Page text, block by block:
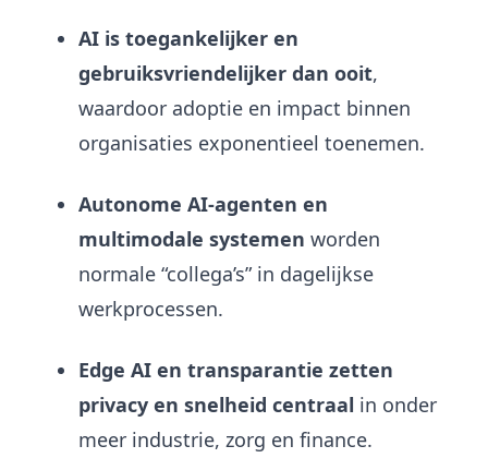
AI is toegankelijker en
gebruiksvriendelijker dan ooit,
waardoor adoptie en impact binnen
organisaties exponentieel toenemen.
Autonome AI-agenten en
multimodale systemen worden
normale “collega’s” in dagelijkse
werkprocessen.
Edge AI en transparantie zetten
privacy en snelheid centraal in onder
meer industrie, zorg en finance.